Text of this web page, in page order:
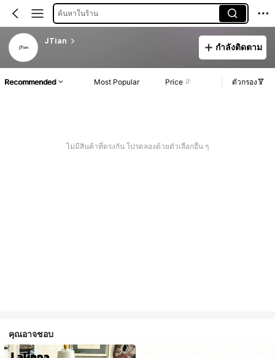
ค้นหาในร้าน
JTian
กำลังติดตาม
Recommended Most Popular Price ตัวกรอง
ไม่มีสินค้าที่ตรงกัน โปรดลองด้วยตัวเลือกอื่น ๆ
คุณอาจชอบ